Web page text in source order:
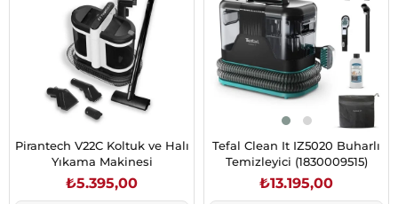
Pirantech V22C Koltuk ve Halı
Yıkama Makinesi
₺5.395,00
Tefal Clean It IZ5020 Buharlı
Temizleyici (1830009515)
₺13.195,00